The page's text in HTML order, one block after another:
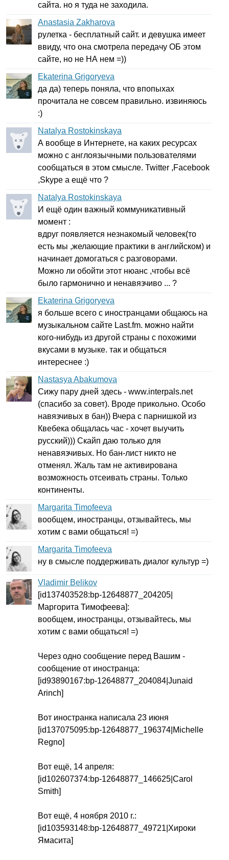
сайта. но я туда не заходила.
Anastasia Zakharova
рулетка - бесплатный сайт. и девушка имеет
ввиду, что она смотрела передачу ОБ этом
сайте, но не НА нем =))
Ekaterina Grigoryeva
да да) теперь поняла, что впопыхах
прочитала не совсем правильно. извиняюсь
:)
Natalya Rostokinskaya
А вообще в Интернете, на каких ресурсах
можно с англоязычными пользователями
сообщаться в этом смысле. Twitter ,Facebook
,Skype а ещё что ?
Natalya Rostokinskaya
И ещё один важный коммуникативный
момент :
вдруг появляется незнакомый человек(то
есть мы ,желающие практики в английском) и
начинает домогаться с разговорами.
Можно ли обойти этот нюанс ,чтобы всё
было гармонично и ненавязчиво ... ?
Ekaterina Grigoryeva
я больше всего с иностранцами общаюсь на
музыкальном сайте Last.fm. можно найти
кого-нибудь из другой страны с похожими
вкусами в музыке. так и общаться
интереснее :)
Nastasya Abakumova
Сижу пару дней здесь - www.interpals.net
(спасибо за совет). Вроде прикольно. Особо
навязчивых в бан)) Вчера с парнишкой из
Квебека общалась час - хочет выучить
русский))) Скайп даю только для
ненавязчивых. Но бан-лист никто не
отменял. Жаль там не активирована
возможность отсеивать страны. Только
континенты.
Margarita Timofeeva
вообщем, иностранцы, отзывайтесь, мы
хотим с вами общаться! =)
Margarita Timofeeva
ну в смысле поддерживать диалог культур =)
Vladimir Belikov
[id137403528:bp-12648877_204205|
Маргорита Тимофеева]:
вообщем, иностранцы, отзывайтесь, мы
хотим с вами общаться! =)
Через одно сообщение перед Вашим -
сообщение от иностранца:
[id93890167:bp-12648877_204084| Junaid
Arinch]
Вот иностранка написала 23 июня
[id137075095:bp-12648877_196374| Michelle
Regno]
Вот ещё, 14 апреля:
[id102607374:bp-12648877_146625| Carol
Smith]
Вот ещё, 4 ноября 2010 г.:
[id103593148:bp-12648877_49721|Хироки
Ямасита]